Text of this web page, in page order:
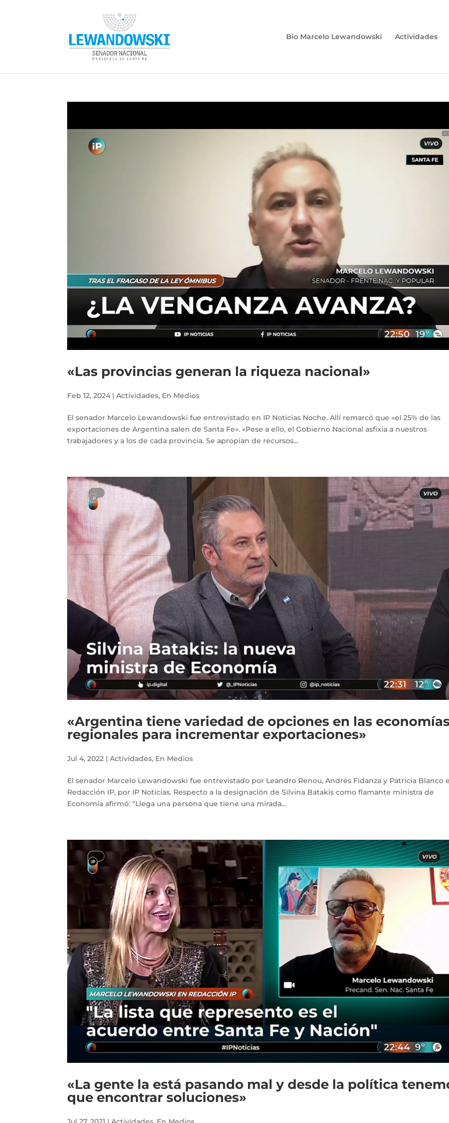
Bio Marcelo Lewandowski Actividades
«Las provincias generan la riqueza nacional»
Feb 12, 2024 |Actividades, En Medios
El senador Marcelo Lewandowski fue entrevistado en IP Noticias Noche. Allí remarcó que «el 25% de las
exportaciones de Argentina salen de Santa Fe». «Pese a ello, el Gobierno Nacional asfixia a nuestros
trabajadores y a los de cada provincia. Se apropian de recursos...
«Argentina tiene variedad de opciones en las
regionales para incrementar exportaciones»
Jul 4, 2022 |Actividades, En Medios
El senador Marcelo Lewandowski fue entrevistado por Leandro Renou, Andrés Fidanza y Patricia Blanco
Redacción IP, por IP Noticias. Respecto a la designación de Silvina Batakis como flamante ministra de
Economía afirmó: “Llega una persona que tiene una mirada...
«La gente la está pasando mal y desde la política
que encontrar soluciones»